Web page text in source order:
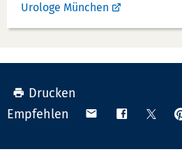
Urologe München
Drucken
Empfehlen
Teilen Teilen